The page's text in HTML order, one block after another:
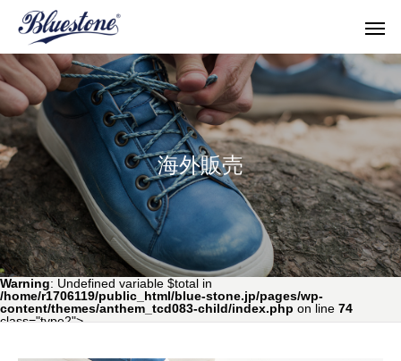
topics shop &
海外販売
Warning: Undefined variable $total in
/home/r1706119/public_html/blue-stone.jp/pages/wp-
content/themes/anthem_tcd083-child/index.php on line 74
class="type2">